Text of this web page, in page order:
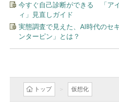
今すぐ自己診断ができる 「ア
ィ」見直しガイド
実態調査で見えた、AI時代のセ
ンターピン」とは？
トップ 仮想化